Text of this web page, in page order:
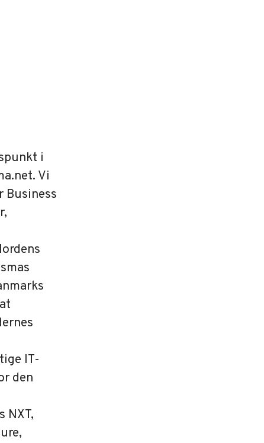
i
Vi
Business
IT-
den
NXT,